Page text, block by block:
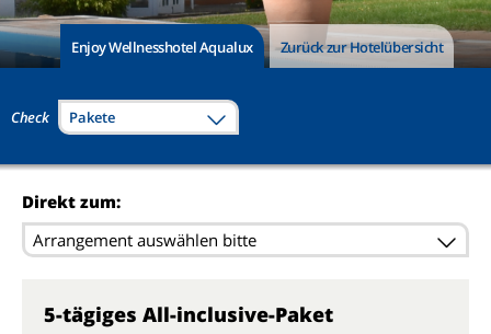
Enjoy Wellnesshotel Aqualux Zurück zur Hotelübersicht
Check Pakete
Direkt zum:
Arrangement auswählen bitte
5-tägiges All-inclusive-Paket